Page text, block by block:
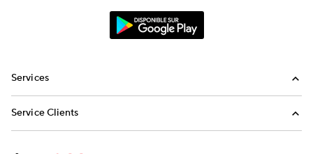
Services
Envoi de réapprovisionnements
Service Clients